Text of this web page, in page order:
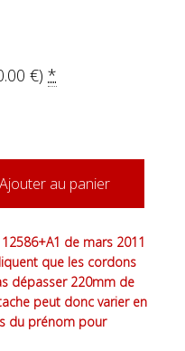
€)*
Ajouter au panier
de mars 2011
que les cordons
dépasser 220mm de
peut donc varier en
du prénom pour